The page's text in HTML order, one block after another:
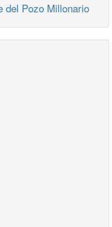
del Pozo Millonario